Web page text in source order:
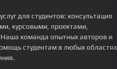
для студентов: консультация
курсовыми, проектами,
команда опытных авторов и
студентам в любых областях